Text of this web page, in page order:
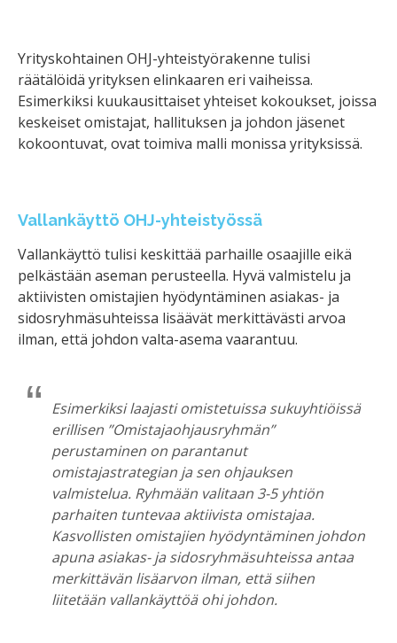
Yrityskohtainen OHJ-yhteistyörakenne tulisi
räätälöidä yrityksen elinkaaren eri vaiheissa.
Esimerkiksi kuukausittaiset yhteiset kokoukset, joissa
keskeiset omistajat, hallituksen ja johdon jäsenet
kokoontuvat, ovat toimiva malli monissa yrityksissä.
Vallankäyttö OHJ-yhteistyössä
Vallankäyttö tulisi keskittää parhaille osaajille eikä
pelkästään aseman perusteella. Hyvä valmistelu ja
aktiivisten omistajien hyödyntäminen asiakas- ja
sidosryhmäsuhteissa lisäävät merkittävästi arvoa
ilman, että johdon valta-asema vaarantuu.
Esimerkiksi laajasti omistetuissa sukuyhtiöissä
erillisen ”Omistajaohjausryhmän”
perustaminen on parantanut
omistajastrategian ja sen ohjauksen
valmistelua. Ryhmään valitaan 3-5 yhtiön
parhaiten tuntevaa aktiivista omistajaa.
Kasvollisten omistajien hyödyntäminen johdon
apuna asiakas- ja sidosryhmäsuhteissa antaa
merkittävän lisäarvon ilman, että siihen
liitetään vallankäyttöä ohi johdon.